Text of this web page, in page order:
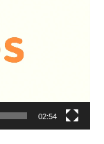
02:54